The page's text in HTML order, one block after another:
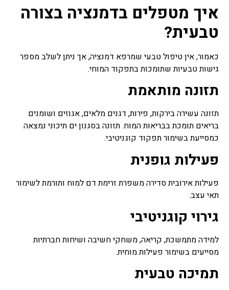
איך מטפלים בדמנציה בצורה
טבעית?
כאמור, אין טיפול טבעי שמרפא דמנציה, אך ניתן לשלב מספר
גישות טבעיות שתומכות בתפקוד המוחי.
תזונה מותאמת
תזונה עשירה בירקות, פירות, דגנים מלאים, אגוזים ושומנים
בריאים תומכת בבריאות המוח. תזונה בסגנון ים תיכוני נמצאה
כמסייעת בשימור תפקוד קוגניטיבי.
פעילות גופנית
פעילות אירובית סדירה משפרת זרימת דם למוח ותורמת לשימור
תאי עצב.
גירוי קוגניטיבי
למידה מתמשכת, קריאה, משחקי חשיבה ושיחות חברתיות
מסייעים בשימור פעילות מוחית.
תמיכה טבעית